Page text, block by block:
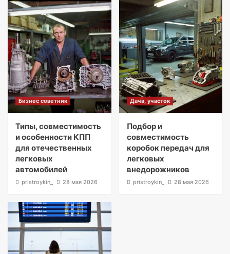
Бизнес советник
Типы, совместимость
и особенности КПП
для отечественных
легковых
автомобилей
pristroykin_ 28 мая 2026
Дача, участок
Подбор и
совместимость
коробок передач для
легковых
внедорожников
pristroykin_ 28 мая 2026